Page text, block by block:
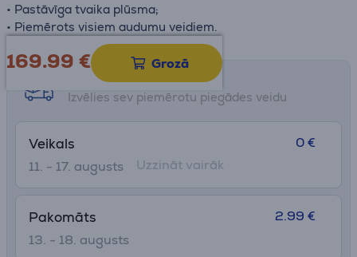
• Pastāvīga tvaika plūsma;
• Piemērots visiem audumu veidiem.
169.99 € Grozā
Saņemšanas iespējas
Izvēlies sev piemērotu piegādes veidu
Veikals
11. - 17. augusts
0 €
Uzzināt vairāk
Pakomāts
13. - 18. augusts
2.99 €